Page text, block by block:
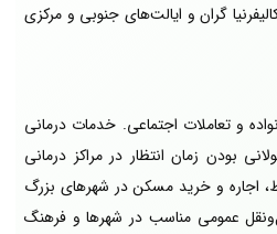
گران و ایالت‌های جنوبی و مرکزی
و تعاملات اجتماعی. خدمات درمانی
بودن زمان انتظار در مراکز درمانی
اجاره و خرید مسکن در شهرهای بزرگ
عمومی مناسب در شهرها و فرهنگ